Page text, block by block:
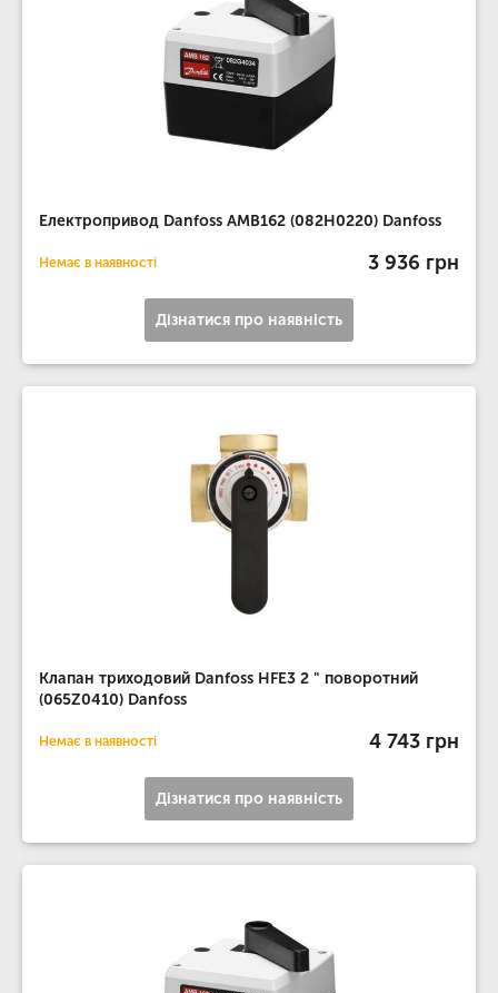
Електропривод Danfoss AMB162 (082Н0220) Danfoss
Немає в наявності 3 936 грн
Дізнатися про наявність
Клапан триходовий Danfoss HFE3 2 " поворотний
(065Z0410) Danfoss
Немає в наявності 4 743 грн
Дізнатися про наявність